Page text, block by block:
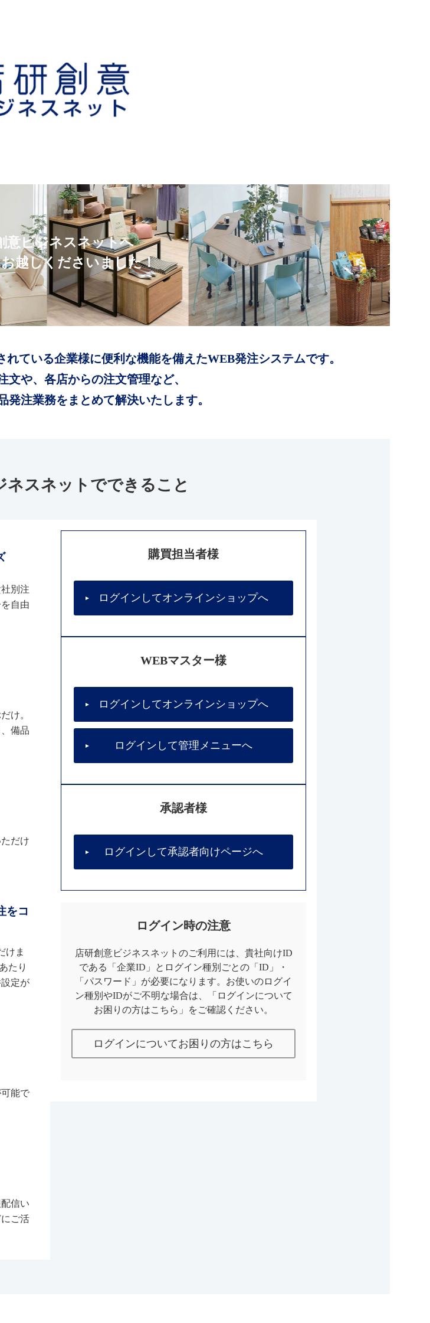
意ビジネスネットへ
越しくださいました！
れている企業様に便利な機能を備えたWEB発注システムです。
文や、各店からの注文管理など、
発注業務をまとめて解決いたします。
ネスネットでできること
別注
自由
け。
備品
だけ
をコ
けま
たり
定が
能で
信い
ご活
購買担当者様
ログインしてオンラインショップへ
WEBマスター様
ログインしてオンラインショップへ
ログインして管理メニューへ
承認者様
ログインして承認者向けページへ
ログイン時の注意
店研創意ビジネスネットのご利用には、貴社向けID
である「企業ID」とログイン種別ごとの「ID」・
「パスワード」が必要になります。お使いのログイ
ン種別やIDがご不明な場合は、「ログインについて
お困りの方はこちら」をご確認ください。
ログインについてお困りの方はこちら